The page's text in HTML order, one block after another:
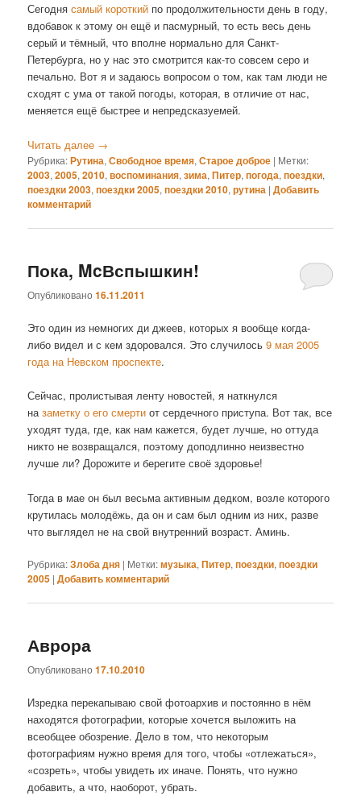
Сегодня самый короткий по продолжительности день в году,
вдобавок к этому он ещё и пасмурный, то есть весь день
серый и тёмный, что вполне нормально для Санкт-
Петербурга, но у нас это смотрится как-то совсем серо и
печально. Вот я и задаюсь вопросом о том, как там люди не
сходят с ума от такой погоды, которая, в отличие от нас,
меняется ещё быстрее и непредсказуемей.
Читать далее →
Рубрика:Рутина,Свободное время,Старое доброе | Метки:
2003,2005,2010,воспоминания,зима,Питер,погода,поездки,
поездки 2003,поездки 2005,поездки 2010,рутина |Добавить
комментарий
Пока, McВспышкин!
Опубликовано16.11.2011
Это один из немногих ди джеев, которых я вообще когда-
либо видел и с кем здоровался. Это случилось9 мая 2005
года на Невском проспекте.
Сейчас, пролистывая ленту новостей, я наткнулся
назаметку о его смерти от сердечного приступа. Вот так, все
уходят туда, где, как нам кажется, будет лучше, но оттуда
никто не возвращался, поэтому доподлинно неизвестно
лучше ли? Дорожите и берегите своё здоровье!
Тогда в мае он был весьма активным дедком, возле которого
крутилась молодёжь, да он и сам был одним из них, разве
что выглядел не на свой внутренний возраст. Аминь.
Рубрика:Злоба дня | Метки:музыка,Питер,поездки,поездки
2005 |Добавить комментарий
Аврора
Опубликовано17.10.2010
Изредка перекапываю свой фотоархив и постоянно в нём
находятся фотографии, которые хочется выложить на
всеобщее обозрение. Дело в том, что некоторым
фотографиям нужно время для того, чтобы «отлежаться»,
«созреть», чтобы увидеть их иначе. Понять, что нужно
добавить, а что, наоборот, убрать.